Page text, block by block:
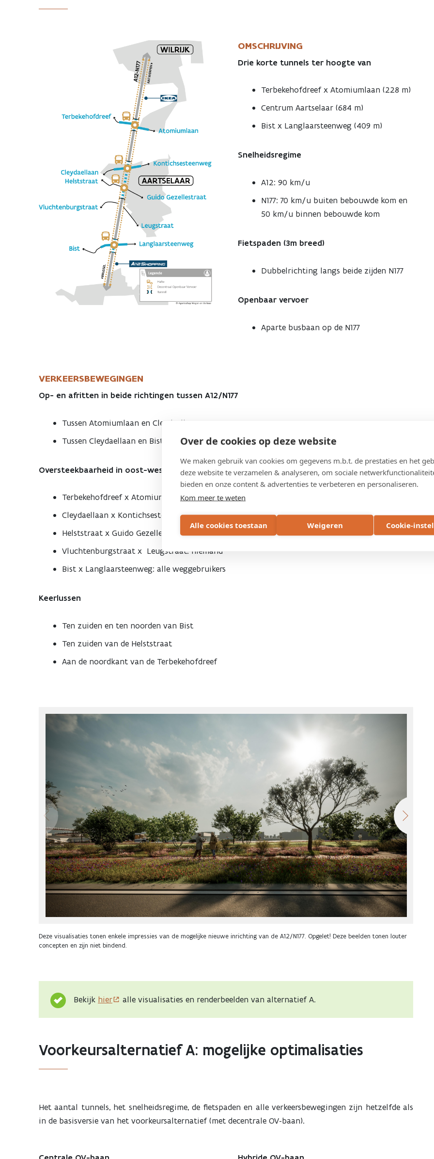
Over de cookies op deze website
We maken gebruik van cookies om gegevens m.b.t. de prestaties en het
deze website te verzamelen & analyseren, om sociale
bieden en onze content & advertenties te verbeteren en personaliseren.
Kom meer te weten
Alle cookies toestaan Weigeren Cookie-
OMSCHRIJVING
Drie korte tunnels ter hoogte van
Terbekehofdreef x Atomiumlaan (228 m)
Centrum Aartselaar (684 m)
Bist x Langlaarsteenweg (409 m)
Snelheidsregime
A12: 90 km/u
N177: 70 km/u buiten bebouwde kom en
50 km/u binnen bebouwde kom
Fietspaden (3m breed)
Dubbelrichting langs beide zijden N177
Openbaar vervoer
Aparte busbaan op de N177
VERKEERSBEWEGINGEN
Op- en afritten in beide richtingen tussen A12/N177
Tussen Atomiumlaan en Cleydaellaan
Tussen Cleydaellaan en Bist
Oversteekbaarheid in oost-westrichting
Terbekehofdreef x Atomiumlaan: alle weggebruikers
Cleydaellaan x Kontichsesteenweg: alle weggebruikers
Helststraat x Guido Gezellestraat: fietsers en voetgangers
Vluchtenburgstraat x Leugstraat: niemand
Bist x Langlaarsteenweg: alle weggebruikers
Keerlussen
Ten zuiden en ten noorden van Bist
Ten zuiden van de Helststraat
Aan de noordkant van de Terbekehofdreef
Deze visualisaties tonen enkele impressies van de mogelijke nieuwe inrichting van de A12/N177. Opgelet! Deze beelden tonen louter
concepten en zijn niet bindend.
Bekijk hier alle visualisaties en renderbeelden van alternatief A.
Voorkeursalternatief A: mogelijke optimalisaties
Het aantal tunnels, het snelheidsregime, de fietspaden en alle verkeersbewegingen zijn hetzelfde als
in de basisversie van het voorkeursalternatief (met decentrale OV-baan).